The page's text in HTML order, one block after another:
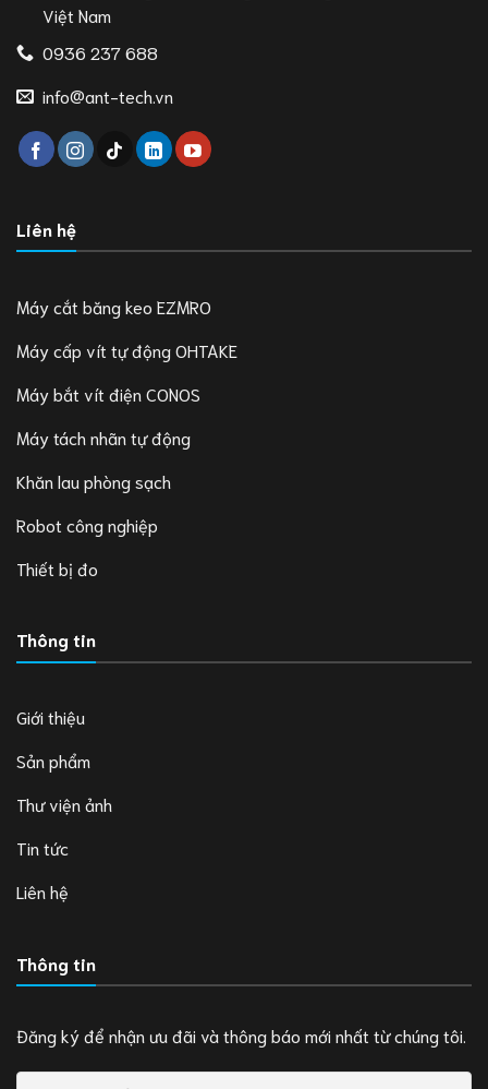
Việt Nam
0936 237 688
info@ant-tech.vn
Liên hệ
Máy cắt băng keo EZMRO
Máy cấp vít tự động OHTAKE
Máy bắt vít điện CONOS
Máy tách nhãn tự động
Khăn lau phòng sạch
Robot công nghiệp
Thiết bị đo
Thông tin
Giới thiệu
Sản phẩm
Thư viện ảnh
Tin tức
Liên hệ
Thông tin
Đăng ký để nhận ưu đãi và thông báo mới nhất từ chúng tôi.